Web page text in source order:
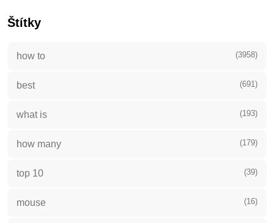
Štítky
how to (3958)
best (691)
what is (193)
how many (179)
top 10 (39)
mouse (16)